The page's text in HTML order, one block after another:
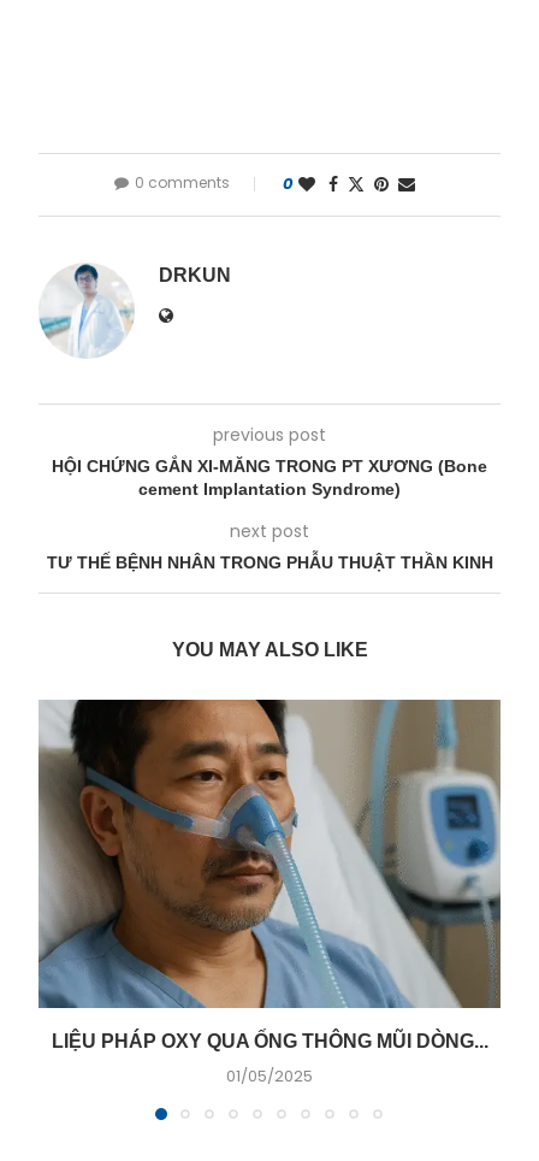
0 comments 0
DRKUN
previous post
HỘI CHỨNG GẮN XI-MĂNG TRONG PT XƯƠNG (Bone
cement Implantation Syndrome)
next post
TƯ THẾ BỆNH NHÂN TRONG PHẪU THUẬT THẦN KINH
YOU MAY ALSO LIKE
LIỆU PHÁP OXY QUA ỐNG THÔNG MŨI DÒNG...
01/05/2025